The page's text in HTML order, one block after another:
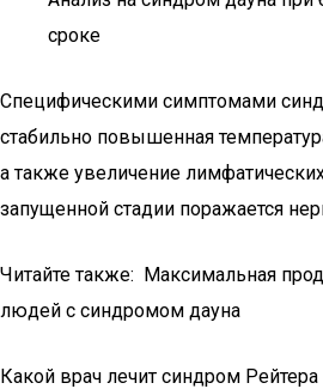
сроке
Специфическими симптомами
стабильно повышенная
а также увеличение
запущенной стадии поражается
Читайте также: Максимальная
людей с синдромом дауна
Какой врач лечит синдром Рейтера